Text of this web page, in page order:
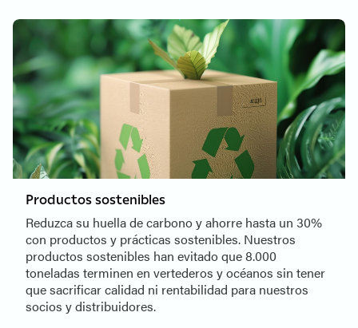
Productos sostenibles
Reduzca su huella de carbono y ahorre hasta un 30%
con productos y prácticas sostenibles. Nuestros
productos sostenibles han evitado que 8.000
toneladas terminen en vertederos y océanos sin tener
que sacrificar calidad ni rentabilidad para nuestros
socios y distribuidores.